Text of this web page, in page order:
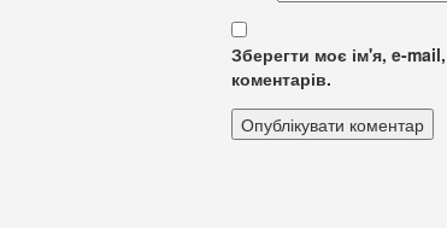
Зберегти моє ім'я, e-
коментарів.